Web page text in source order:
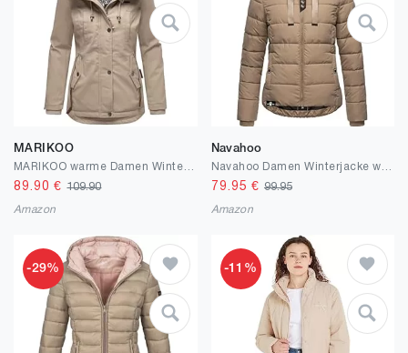
MARIKOO
89.90 €109.90
Amazon
Navahoo
79.95 € 99.95
Amazon
-29% -11%